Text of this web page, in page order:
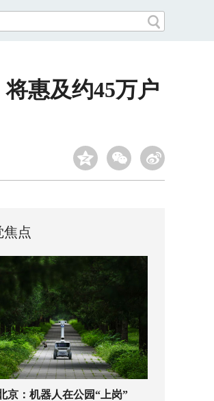
惠及约45万户
焦点
京：机器人在公园“上岗”